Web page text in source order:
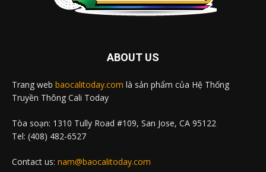
ABOUT US
Trang web baocalitoday.com là sản phẩm của Hệ Thống
Truyền Thông Cali Today
Tòa soạn: 1310 Tully Road #109, San Jose, CA 95122
Tel: (408) 482-6527
Contact us: nam@baocalitoday.com